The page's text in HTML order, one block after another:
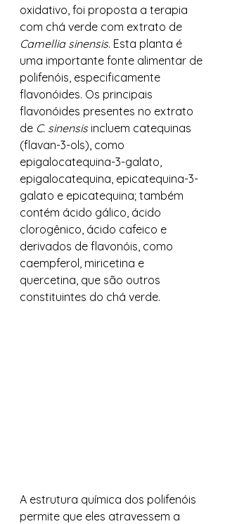
oxidativo, foi proposta a terapia
com chá verde com extrato de
Camellia sinensis. Esta planta é
uma importante fonte alimentar de
polifenóis, especificamente
flavonóides. Os principais
flavonóides presentes no extrato
de C. sinensis incluem catequinas
(flavan-3-ols), como
epigalocatequina-3-galato,
epigalocatequina, epicatequina-3-
galato e epicatequina; também
contém ácido gálico, ácido
clorogênico, ácido cafeico e
derivados de flavonóis, como
caempferol, miricetina e
quercetina, que são outros
constituintes do chá verde.
A estrutura química dos polifenóis
permite que eles atravessem a